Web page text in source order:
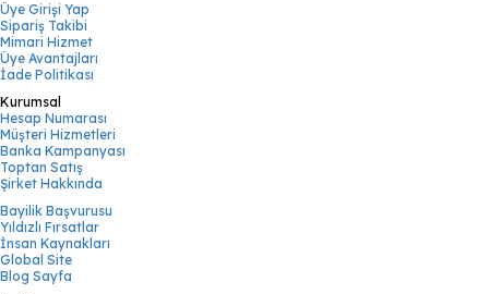
Üye Girişi Yap
Sipariş Takibi
Mimari Hizmet
Üye Avantajları
İade Politikası
Kurumsal
Hesap Numarası
Müşteri Hizmetleri
Banka Kampanyası
Toptan Satış
Şirket Hakkında
Bayilik Başvurusu
Yıldızlı Fırsatlar
İnsan Kaynakları
Global Site
Blog Sayfa